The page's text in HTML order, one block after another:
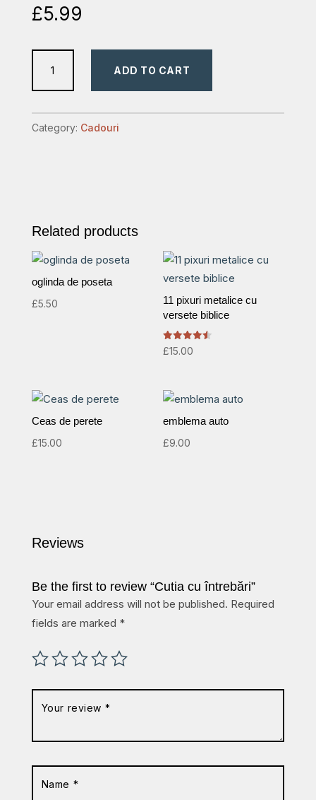
£5.99
quantity
ADD TO CART
Category: Cadouri
Related products
oglinda de poseta
£5.50
11 pixuri metalice cu
versete biblice
Rated
4.50
£15.00
Ceas de perete
£15.00
emblema auto
£9.00
Reviews
Be the first to review “Cutia cu întrebări”
Your email address will not be published. Required
fields are marked *